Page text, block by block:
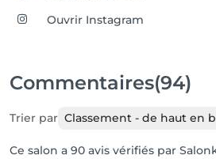
Ouvrir Instagram
Commentaires(94)
Trier par Classement - de haut en
Ce salon a 90 avis vérifiés par